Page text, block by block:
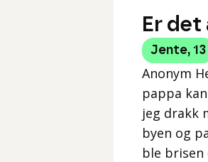
Er
Jente, 13
Anonym
pappa
jeg drakk
byen og
ble